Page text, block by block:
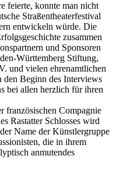
feierte, konnte man nicht
Straßentheaterfestival
entwickeln würde. Die
zusammen
und Sponsoren
Württemberg Stiftung,
und vielen ehrenamtlichen
Beginn des Interviews
bei allen herzlich für ihren
französischen Compagnie
Rastatter Schlosses wird
Name der Künstlergruppe
die in ihrem
anmutendes